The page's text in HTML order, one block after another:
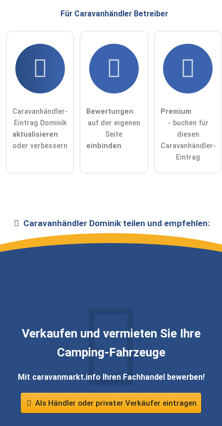
Für Caravanhändler Betreiber
Caravanhändler-
Eintrag Dominik
aktualisieren
oder verbessern
Bewertungen
auf der eigenen
Seite
einbinden
Premium
- buchen für
diesen
Caravanhändler-
Eintrag
Caravanhändler Dominikteilen und empfehlen:
Verkaufen und vermieten Sie Ihre
Camping-Fahrzeuge
Mit caravanmarkt.info Ihren Fachhandel bewerben!
Als Händler oder privater Verkäufer eintragen